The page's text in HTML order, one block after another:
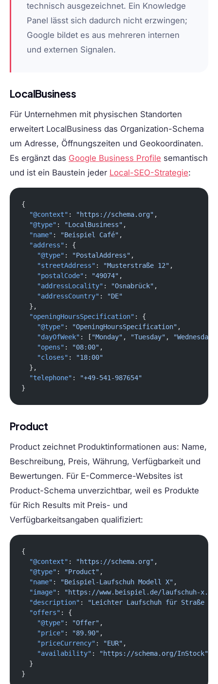
technisch ausgezeichnet. Ein Knowledge
Panel lässt sich dadurch nicht erzwingen;
Google bildet es aus mehreren internen
und externen Signalen.
LocalBusiness
Für Unternehmen mit physischen Standorten
erweitert LocalBusiness das Organization-Schema
um Adresse, Öffnungszeiten und Geokoordinaten.
Es ergänzt das Google Business Profile semantisch
und ist ein Baustein jeder Local-SEO-Strategie:
{
  "@context"
: "https://schema.org" ,
  "@type"
: "LocalBusiness" ,
  "name"
: "Beispiel Café" ,
  "address"
: {
    "@type"
: "PostalAddress" ,
    "streetAddress"
: "Musterstraße 12" ,
    "postalCode"
: "49074" ,
    "addressLocality"
: "Osnabrück" ,
    "addressCountry"
:
"DE"
  },
  "openingHoursSpecification"
: {
    "@type"
: "OpeningHoursSpecification" ,
    "dayOfWeek"
: [ "Monday" , "Tuesday" , "Wednesday"
    "opens"
: "08:00" ,
    "closes"
:
"18:00"
  },
  "telephone"
:
"+49-541-987654"
}
Product
Product zeichnet Produktinformationen aus: Name,
Beschreibung, Preis, Währung, Verfügbarkeit und
Bewertungen. Für E-Commerce-Websites ist
Product-Schema unverzichtbar, weil es Produkte
für Rich Results mit Preis- und
Verfügbarkeitsangaben qualifiziert:
{
  "@context"
: "https://schema.org" ,
  "@type"
: "Product" ,
  "name"
: "Beispiel-Laufschuh Modell X" ,
  "image"
:
"https://www.beispiel.de/laufschuh-
  "description"
:
"Leichter Laufschuh für Straße
  "offers"
: {
    "@type"
: "Offer" ,
    "price"
: "89.90" ,
    "priceCurrency"
: "EUR" ,
    "availability"
:
"https://schema.org/InStock"
  }
}